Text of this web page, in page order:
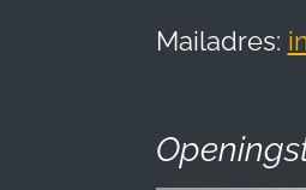
Mailadres: